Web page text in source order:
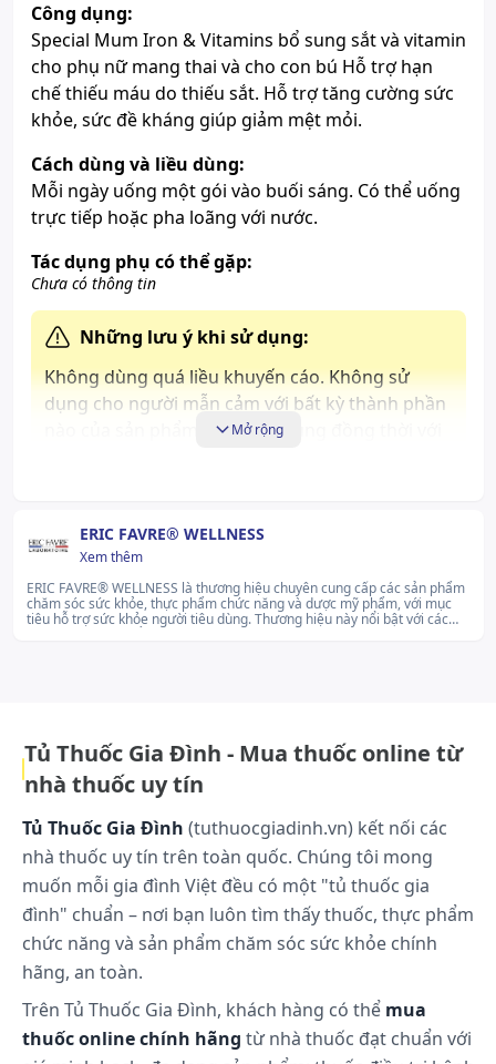
Công dụng:
Special Mum Iron & Vitamins bổ sung sắt và vitamin
cho phụ nữ mang thai và cho con bú Hỗ trợ hạn
chế thiếu máu do thiếu sắt. Hỗ trợ tăng cường sức
khỏe, sức đề kháng giúp giảm mệt mỏi.
Cách dùng và liều dùng:
Mỗi ngày uống một gói vào buối sáng. Có thể uống
trực tiếp hoặc pha loãng với nước.
Tác dụng phụ có thể gặp:
Chưa có thông tin
Những lưu ý khi sử dụng:
Không dùng quá liều khuyến cáo. Không sử
dụng cho người mẫn cảm với bất kỳ thành phần
nào của sản phẩm. Được sử dụng đồng thời với
Đọc kỹ hướng dẫn sử dụng trước khi dùng.
Cách bảo quản:
Bảo quản ở nhiệt độ dưới 30 độ C, ở nơi khô ráo,
Mở rộng
ERIC FAVRE® WELLNESS
Xem thêm
ERIC FAVRE® WELLNESS là thương hiệu chuyên cung cấp các sản phẩm
chăm sóc sức khỏe, thực phẩm chức năng và dược mỹ phẩm, với mục
tiêu hỗ trợ sức khỏe người tiêu dùng. Thương hiệu này nổi bật với các
Tủ Thuốc Gia Đình - Mua thuốc online từ
nhà thuốc uy tín
Tủ Thuốc Gia Đình (tuthuocgiadinh.vn) kết nối các
nhà thuốc uy tín trên toàn quốc. Chúng tôi mong
muốn mỗi gia đình Việt đều có một "tủ thuốc gia
đình" chuẩn – nơi bạn luôn tìm thấy thuốc, thực phẩm
chức năng và sản phẩm chăm sóc sức khỏe chính
hãng, an toàn.
Trên Tủ Thuốc Gia Đình, khách hàng có thể mua
thuốc online chính hãng từ nhà thuốc đạt chuẩn với